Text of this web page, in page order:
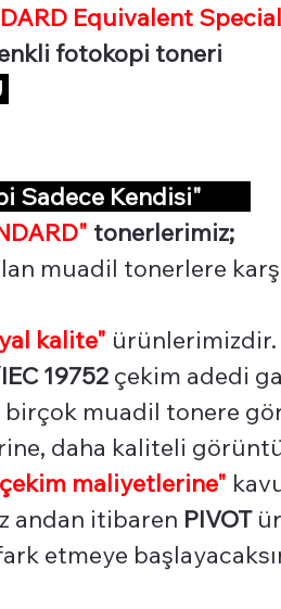
Equivalent
fotokopi toneri
Sadece Kendisi"
tonerlerimiz;
muadil tonerlere
kalite" ürünlerimizdir.
19752 çekim adedi
birçok muadil tonere
daha kaliteli
maliyetlerine"
andan itibaren PIVOT
etmeye